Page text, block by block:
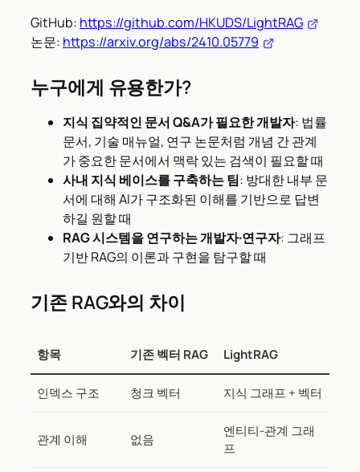
GitHub: https://github.com/HKUDS/LightRAG
논문: https://arxiv.org/abs/2410.05779
누구에게 유용한가?
지식 집약적인 문서 Q&A가 필요한 개발자: 법률
문서, 기술 매뉴얼, 연구 논문처럼 개념 간 관계
가 중요한 문서에서 맥락 있는 검색이 필요할 때
사내 지식 베이스를 구축하는 팀: 방대한 내부 문
서에 대해 AI가 구조화된 이해를 기반으로 답변
하길 원할 때
RAG 시스템을 연구하는 개발자·연구자: 그래프
기반 RAG의 이론과 구현을 탐구할 때
기존 RAG와의 차이
항목 기존 벡터 RAG LightRAG
인덱스 구조 청크 벡터 지식 그래프 + 벡터
관계 이해 없음
엔티티-관계 그래
프